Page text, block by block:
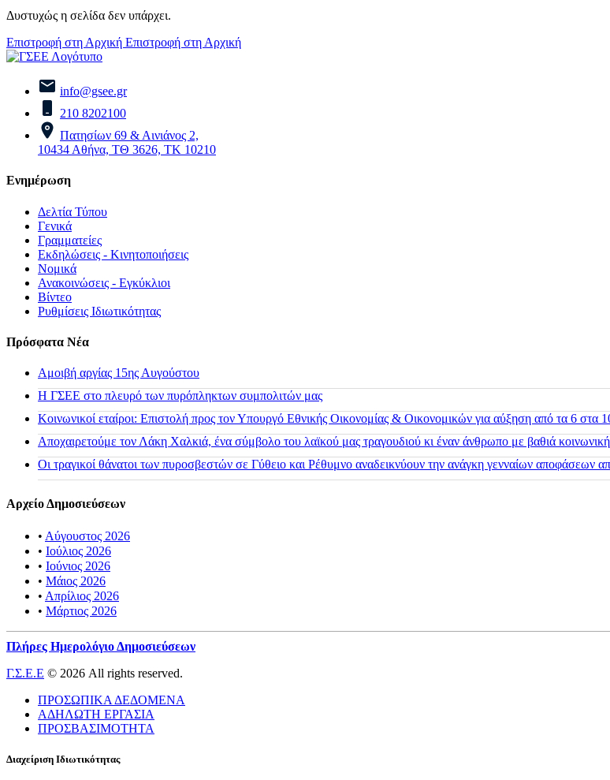
Δυστυχώς η σελίδα δεν υπάρχει.
Επιστροφή στη Αρχική Επιστροφή στη Αρχική
info@gsee.gr
210 8202100
Πατησίων 69 & Αινιάνος 2,
10434 Αθήνα, ΤΘ 3626, ΤΚ 10210
Ενημέρωση
Δελτία Τύπου
Γενικά
Γραμματείες
Εκδηλώσεις - Κινητοποιήσεις
Νομικά
Ανακοινώσεις - Εγκύκλιοι
Βίντεο
Ρυθμίσεις Ιδιωτικότητας
Πρόσφατα Νέα
Αμοιβή αργίας 15ης Αυγούστου
H ΓΣΕΕ στο πλευρό των πυρόπληκτων συμπολιτών μας
Κοινωνικοί εταίροι: Επιστολή προς τον Υπουργό Εθνικής Οικονομίας & Οικονομικών για αύξηση από τα 6 στα
Αποχαιρετούμε τον Λάκη Χαλκιά, ένα σύμβολο του λαϊκού μας τραγουδιού κι έναν άνθρωπο με βαθιά κοινωνική
Οι τραγικοί θάνατοι των πυροσβεστών σε Γύθειο και Ρέθυμνο αναδεικνύουν την ανάγκη γενναίων αποφάσεων
Αρχείο Δημοσιεύσεων
• Αύγουστος 2026
• Ιούλιος 2026
• Ιούνιος 2026
• Μάιος 2026
• Απρίλιος 2026
• Μάρτιος 2026
Πλήρες Ημερολόγιο Δημοσιεύσεων
Γ.Σ.Ε.Ε © 2026 All rights reserved.
ΠΡΟΣΩΠΙΚΑ ΔΕΔΟΜΕΝΑ
ΑΔΗΛΩΤΗ ΕΡΓΑΣΙΑ
ΠΡΟΣΒΑΣΙΜΟΤΗΤΑ
Διαχείριση Ιδιωτικότητας